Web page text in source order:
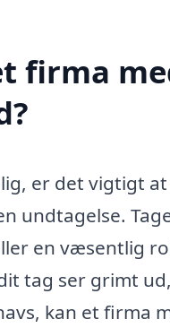
firma
er det vigtigt
undtagelse.
en væsentlig
tag ser grimt
kan et firma